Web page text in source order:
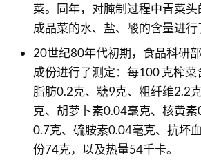
菜。同年，对腌制过程中青菜
成品菜的水、盐、酸的含量进行
20世纪80年代初期，食品科研
成份进行了测定：每100 克榨菜
脂肪0.2克、糖9克、粗纤维2.2
克、胡萝卜素0.04毫克、核黄
0.7克、硫胺素0.04毫克、抗坏
份74克，以及热量54千卡。